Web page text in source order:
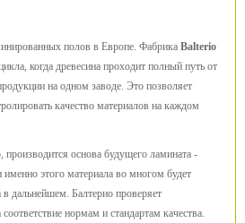
полов в Европе. Фабрика Balterio
когда древесина проходит полный путь от
на одном заводе. Это позволяет
качество материалов на каждом
производится основа будущего ламината -
этого материала во многом будет
в дальнейшем. Балтерио проверяет
нормам и стандартам качества.